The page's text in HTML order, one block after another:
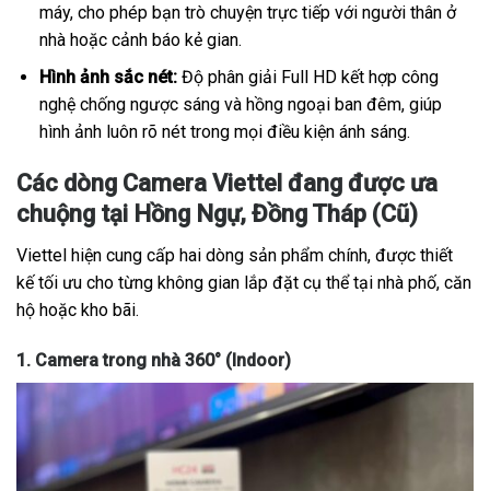
máy, cho phép bạn trò chuyện trực tiếp với người thân ở
nhà hoặc cảnh báo kẻ gian.
Hình ảnh sắc nét:Độ phân giải Full HD kết hợp công
nghệ chống ngược sáng và hồng ngoại ban đêm, giúp
hình ảnh luôn rõ nét trong mọi điều kiện ánh sáng.
Các dòng Camera Viettel đang được ưa
chuộng tại Hồng Ngự, Đồng Tháp (Cũ)
Viettel hiện cung cấp hai dòng sản phẩm chính, được thiết
kế tối ưu cho từng không gian lắp đặt cụ thể tại nhà phố, căn
hộ hoặc kho bãi.
1. Camera trong nhà 360° (Indoor)